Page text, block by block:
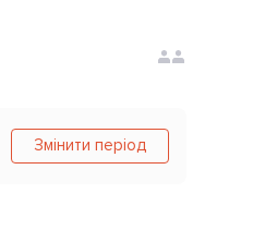
Змінити період